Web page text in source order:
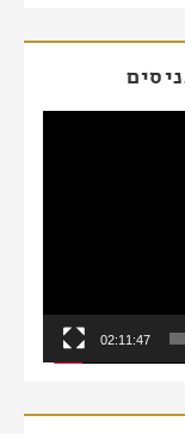
02:11:47